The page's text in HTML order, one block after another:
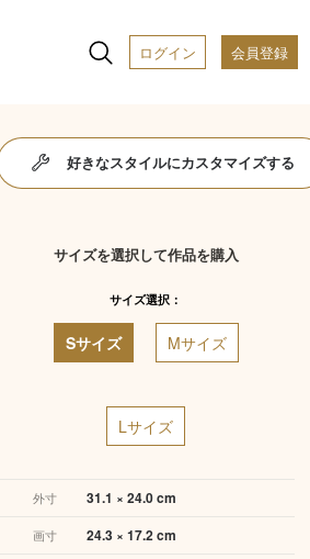
ログイン 会員登録
好きなスタイルにカスタマイズする
サイズを選択して作品を購入
サイズ選択：
Sサイズ Mサイズ
Lサイズ
外寸 31.1 × 24.0 cm
画寸 24.3 × 17.2 cm